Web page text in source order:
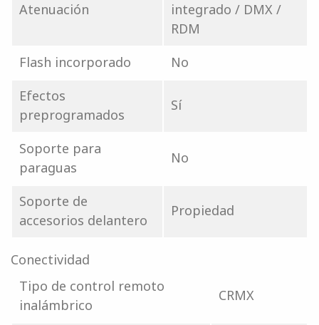
Atenuación
integrado / DMX /
RDM
Flash incorporado
No
Efectos
preprogramados
Sí
Soporte para
paraguas
No
Soporte de
accesorios delantero
Propiedad
Conectividad
Tipo de control remoto
inalámbrico
CRMX